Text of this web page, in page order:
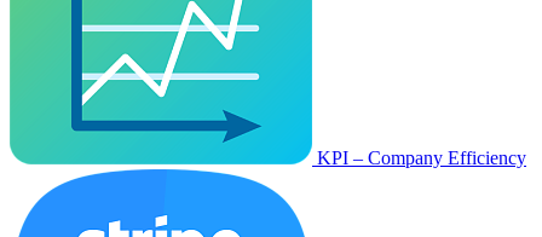
KPI – Company Efficiency